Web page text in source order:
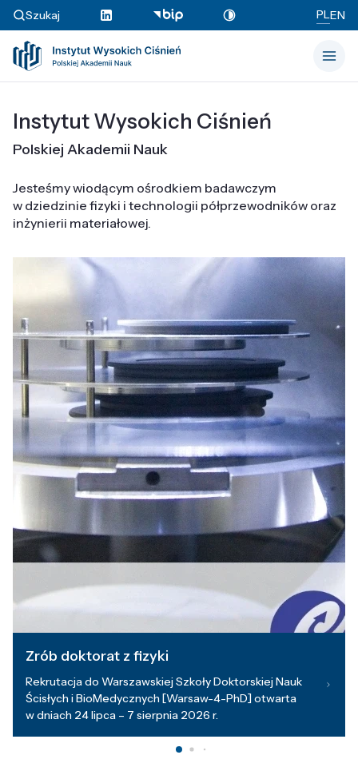
Szukaj PLEN
Instytut Wysokich Ciśnień
Polskiej Akademii Nauk
Jesteśmy wiodącym ośrodkiem badawczym
w dziedzinie fizyki i technologii półprzewodników oraz
inżynierii materiałowej.
Zrób doktorat z fizyki
Rekrutacja do Warszawskiej Szkoły Doktorskiej Nauk
Ścisłych i BioMedycznych [Warsaw-4-PhD] otwarta
w dniach 24 lipca – 7 sierpnia 2026 r.